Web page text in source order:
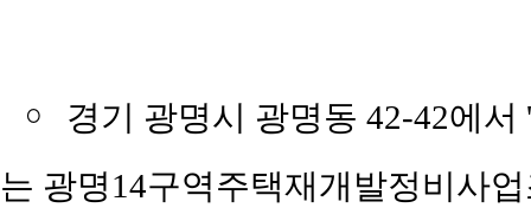
￮
경기 광명시 광명동 42-42에
는 광명14구역주택재개발정비사